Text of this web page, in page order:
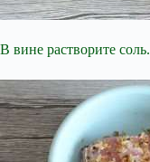
В вине растворите соль.